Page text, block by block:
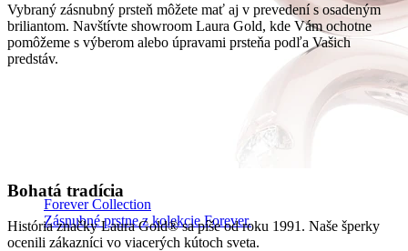
Forever Collection
Zásnubné prstne z kolekcie Forever.
Vybraný zásnubný prsteň môžete mať aj v prevedení s osadeným
briliantom. Navštívte showroom Laura Gold, kde Vám ochotne
pomôžeme s výberom alebo úpravami prsteňa podľa Vašich
predstáv.
Bohatá tradícia
História značky Laura Gold® sa píše od roku 1991. Naše šperky
ocenili zákazníci vo viacerých kútoch sveta.